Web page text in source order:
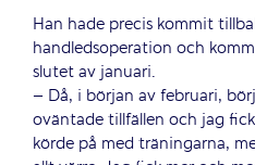
Han hade precis kommit
handledsoperation och
slutet av januari.
– Då, i början av februari,
oväntade tillfällen och jag
körde på med träningarna,